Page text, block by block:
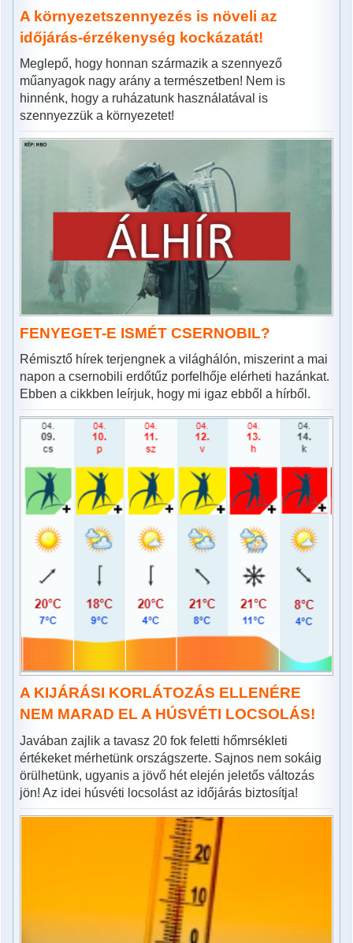
A környezetszennyezés is növeli az
időjárás-érzékenység kockázatát!
Meglepő, hogy honnan származik a szennyező
műanyagok nagy arány a természetben! Nem is
hinnénk, hogy a ruházatunk használatával is
szennyezzük a környezetet!
FENYEGET-E ISMÉT CSERNOBIL?
Rémisztő hírek terjengnek a világhálón, miszerint a mai
napon a csernobili erdőtűz porfelhője elérheti hazánkat.
Ebben a cikkben leírjuk, hogy mi igaz ebből a hírből.
A KIJÁRÁSI KORLÁTOZÁS ELLENÉRE
NEM MARAD EL A HÚSVÉTI LOCSOLÁS!
Javában zajlik a tavasz 20 fok feletti hőmrsékleti
értékeket mérhetünk országszerte. Sajnos nem sokáig
örülhetünk, ugyanis a jövő hét elején jeletős változás
jön! Az idei húsvéti locsolást az időjárás biztosítja!